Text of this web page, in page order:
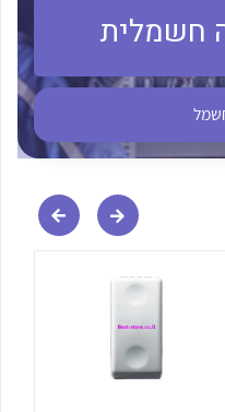
לכל מוצרי היצרן
לכל מוצרי היצרן
חשמלית